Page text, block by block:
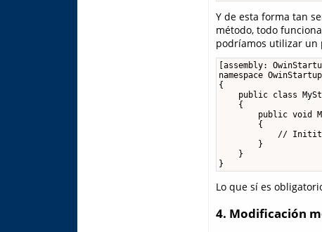
Y de esta forma tan
método, todo
podríamos utilizar un
[assembly:
namespace
{
public class
    {
public void
        {
//
        }
    }
}
Lo que sí es
4. Modificación